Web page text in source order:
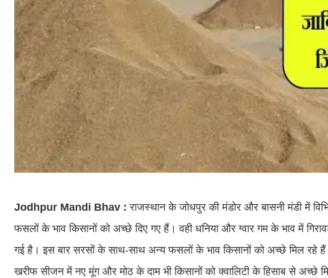
Jodhpur Mandi Bhav : राजस्थान के जोधपुर की मंडोर और बासनी मंडी में
फसलों के भाव किसानों को अच्छे दिए गए हैं। वही धनिया और ग्वार गम के भाव में
गई है। इस बार सरसों के साथ-साथ अन्य फसलों के भाव किसानों को अच्छे मिल रहे
खरीफ सीजन में नए मूंग और मोठ के दाम भी किसानों को क्वालिटी के हिसाब से